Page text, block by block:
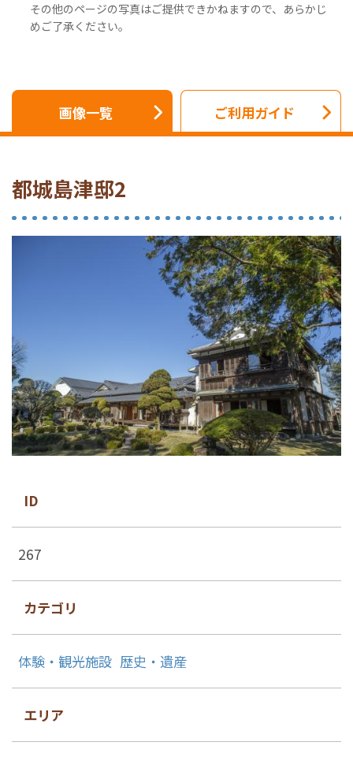
その他のページの写真はご提供できかねますので、あらかじ
めご了承ください。
画像一覧 ご利用ガイド
都城島津邸2
ID
267
カテゴリ
体験・観光施設 歴史・遺産
エリア